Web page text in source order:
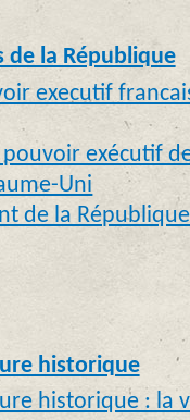
de la République
executif
exécutif
Uni
de la République
historique
historique : la